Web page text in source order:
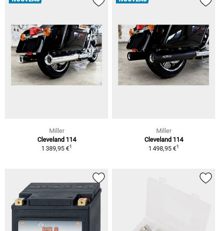
Miller
Cleveland 114
1 389,95 €1
Miller
Cleveland 114
1 498,95 €1